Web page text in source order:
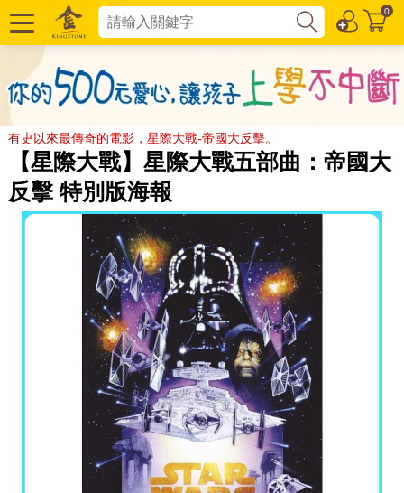
0
有史以來最傳奇的電影，星際大戰-帝國大反擊。
【星際大戰】星際大戰五部曲：帝國大
反擊 特別版海報